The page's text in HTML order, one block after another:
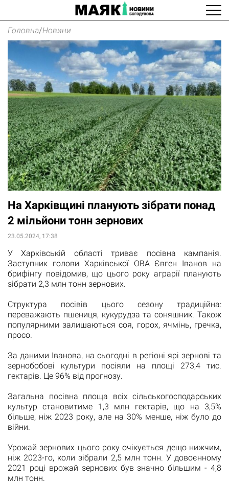
Головна/Новини
На Харківщині планують зібрати понад
2 мільйони тонн зернових
23.05.2024, 17:38
У Харківській області триває посівна кампанія.
Заступник голови Харківської ОВА Євген Іванов на
брифінгу повідомив, що цього року аграрії планують
зібрати 2,3 млн тонн зернових.
Структура посівів цього сезону традиційна:
переважають пшениця, кукурудза та соняшник. Також
популярними залишаються соя, горох, ячмінь, гречка,
просо.
За даними Іванова, на сьогодні в регіоні ярі зернові та
зернобобові культури посіяли на площі 273,4 тис.
гектарів. Це 96% від прогнозу.
Загальна посівна площа всіх сільськогосподарських
культур становитиме 1,3 млн гектарів, що на 3,5%
більше, ніж 2023 року, але на 30% менше, ніж було до
війни.
Урожай зернових цього року очікується дещо нижчим,
ніж 2023-го, коли зібрали 2,5 млн тонн. У довоєнному
2021 році врожай зернових був значно більшим - 4,8
млн тонн.